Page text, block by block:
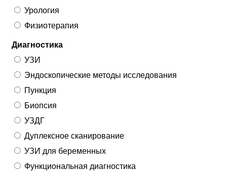
Урология
Физиотерапия
Диагностика
УЗИ
Эндоскопические методы исследования
Пункция
Биопсия
УЗДГ
Дуплексное сканирование
УЗИ для беременных
Функциональная диагностика